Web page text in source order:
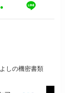
しの機密書類